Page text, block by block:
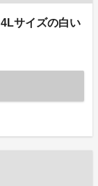
サイズの白い